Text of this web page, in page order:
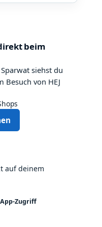
und
beim
siehst du
von HEJ
auf deinem
Zugriff